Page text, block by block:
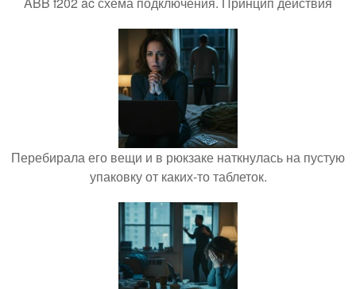
Перебирала его вещи и в рюкзаке наткнулась на пустую
упаковку от каких-то таблеток.